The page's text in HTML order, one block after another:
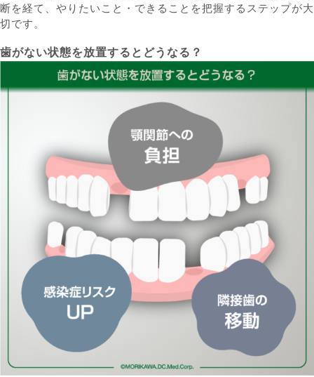
断を経て、やりたいこと・できることを把握するステップが大
切です。
歯がない状態を放置するとどうなる？